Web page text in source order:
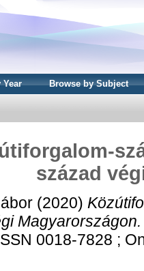
Year Browse by Subject
század
(2020)
Magyarországon.
0018-7828 ;